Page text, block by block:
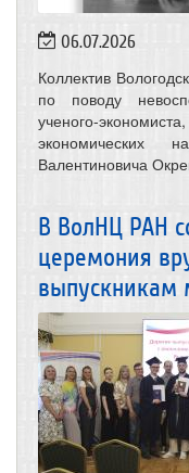
06.07.2026
Коллектив
по поводу
ученого-
экономических
Валентиновича
В ВолНЦ РАН
церемония
выпускникам